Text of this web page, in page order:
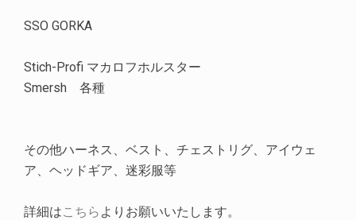
SSO GORKA
Stich-Profi マカロフホルスター
Smersh 各種
その他ハーネス、ベスト、チェストリグ、アイウェ
ア、ヘッドギア、迷彩服等
詳細はこちら よりお願いいたします。